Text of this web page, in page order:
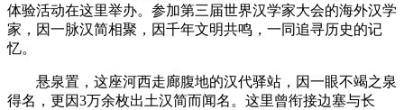
体验活动在这里举办。参加第三届世界汉学家大会的海外汉学
家，因一脉汉简相聚，因千年文明共鸣，一同追寻历史的记
忆。
悬泉置，这座河西走廊腹地的汉代驿站，因一眼不竭之泉
得名，更因3万余枚出土汉简而闻名。这里曾衔接边塞与长